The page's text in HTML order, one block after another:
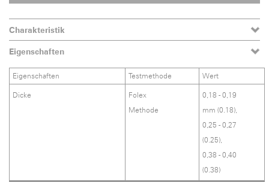
Charakteristik
Eigenschaften
Eigenschaften Testmethode Wert
Dicke
Folex
Methode
0,18 - 0,19
mm (0.18),
0,25 - 0,27
(0.25),
0,38 - 0,40
(0.38)